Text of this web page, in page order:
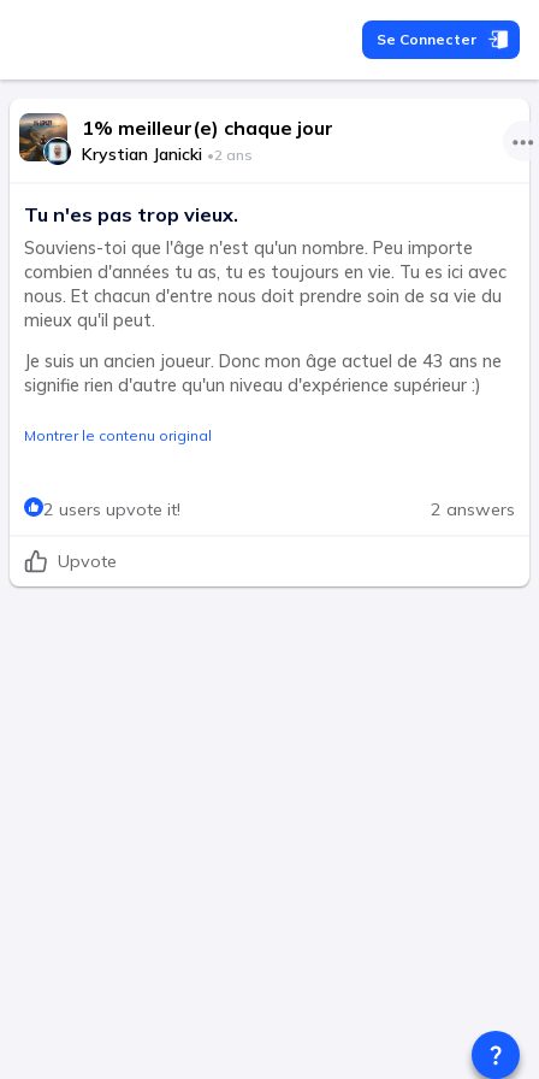
Se Connecter
1% meilleur(e) chaque jour
Krystian Janicki •2 ans
Tu n'es pas trop vieux.
Souviens-toi que l'âge n'est qu'un nombre. Peu importe
combien d'années tu as, tu es toujours en vie. Tu es ici avec
nous. Et chacun d'entre nous doit prendre soin de sa vie du
mieux qu'il peut.
Je suis un ancien joueur. Donc mon âge actuel de 43 ans ne
signifie rien d'autre qu'un niveau d'expérience supérieur :)
Montrer le contenu original
2 users upvote it! 2 answers
Upvote